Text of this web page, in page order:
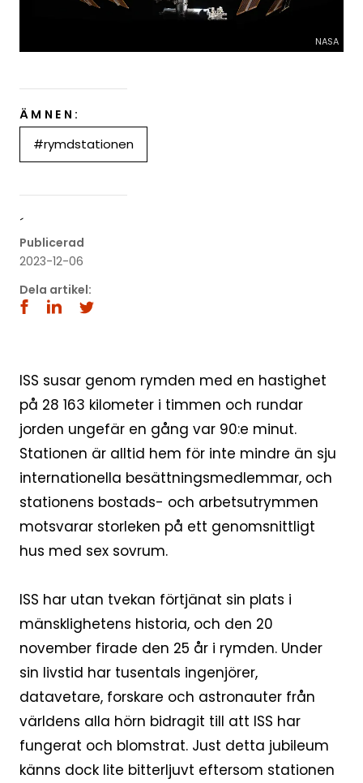
NASA
ÄMNEN:
#rymdstationen
´
Publicerad
2023-12-06
Dela artikel:
ISS susar genom rymden med en hastighet
på 28 163 kilometer i timmen och rundar
jorden ungefär en gång var 90:e minut.
Stationen är alltid hem för inte mindre än sju
internationella besättningsmedlemmar, och
stationens bostads- och arbetsutrymmen
motsvarar storleken på ett genomsnittligt
hus med sex sovrum.
ISS har utan tvekan förtjänat sin plats i
mänsklighetens historia, och den 20
november firade den 25 år i rymden. Under
sin livstid har tusentals ingenjörer,
datavetare, forskare och astronauter från
världens alla hörn bidragit till att ISS har
fungerat och blomstrat. Just detta jubileum
känns dock lite bitterljuvt eftersom stationen